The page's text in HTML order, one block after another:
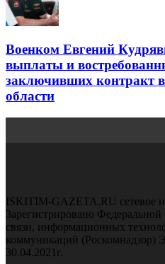
Военком Евгений
выплаты и
заключивших контракт
области
ISKITIM-GAZETA.RU сетевое
Зарегистрировано
связи, информационных
коммуникаций
30.04.2021г.